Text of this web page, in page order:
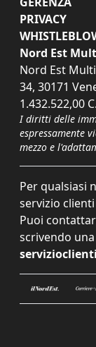
PRIVACY
Nord Est
Nord Est
34, 30171
1.432.522,00
I diritti delle
espressamente
mezzo e
Per qualsiasi
servizio
Puoi
scrivendo